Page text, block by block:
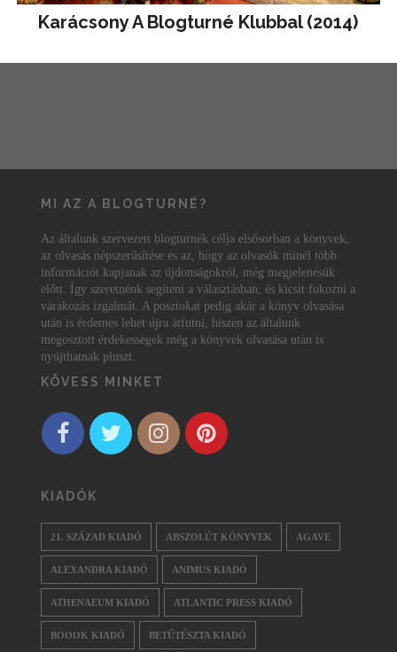
Karácsony A Blogturné Klubbal (2014)
MI AZ A BLOGTURNÉ?
Az általunk szervezett blogturnék célja elsősorban a könyvek,
az olvasás népszerűsítése és az, hogy az olvasók minél több
információt kapjanak az újdonságokról, még megjelenésük
előtt. Így szeretnénk segíteni a választásban, és kicsit fokozni a
várakozás izgalmát. A posztokat pedig akár a könyv olvasása
után is érdemes lehet újra átfutni, hiszen az általunk
megosztott érdekességek még a könyvek olvasása után is
nyújthatnak pluszt.
KÖVESS MINKET
KIADÓK
21. SZÁZAD KIADÓ ABSZOLÚT KÖNYVEK AGAVE
ALEXANDRA KIADÓ ANIMUS KIADÓ
ATHENAEUM KIADÓ ATLANTIC PRESS KIADÓ
BOOOK KIADÓ BETŰTÉSZTA KIADÓ